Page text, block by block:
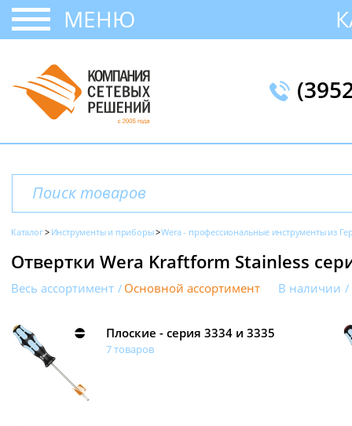
МЕНЮ
Каталог Инструменты и приборы Wera - профессиональные инструменты из
Отвертки Wera Kraftform Stainless
Весь ассортимент Основной ассортимент В наличии
Плоские - серия 3334 и 3335
7 товаров